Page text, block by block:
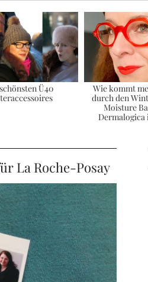
Ü40
Wie kommt
durch den
Moisture
La Roche-Posay